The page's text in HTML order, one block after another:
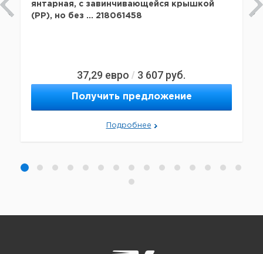
янтарная, с завинчивающейся крышкой
(PP), но без ... 218061458
37,29 евро / 3 607 руб.
Получить предложение
Подробнее